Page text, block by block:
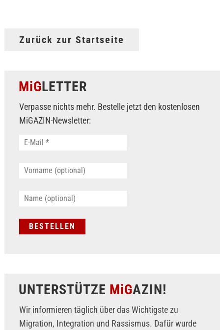
Zurück zur Startseite
MiGLETTER
Verpasse nichts mehr. Bestelle jetzt den kostenlosen
MiGAZIN-Newsletter:
UNTERSTÜTZE MiGAZIN!
Wir informieren täglich über das Wichtigste zu
Migration, Integration und Rassismus. Dafür wurde